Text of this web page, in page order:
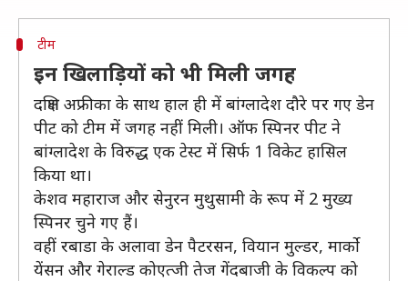
टीम
इन खिलाड़ियों को भी मिली जगह
दक्षिण अफ्रीका के साथ हाल ही में बांग्लादेश दौरे पर गए डेन
पीट को टीम में जगह नहीं मिली। ऑफ स्पिनर पीट ने
बांग्लादेश के विरुद्ध एक टेस्ट में सिर्फ 1 विकेट हासिल
किया था।
केशव महाराज और सेनुरन मुथुसामी के रूप में 2 मुख्य
स्पिनर चुने गए हैं।
वहीं रबाडा के अलावा डेन पैटरसन, वियान मुल्डर, मार्को
येंसन और गेराल्ड कोएत्जी तेज गेंदबाजी के विकल्प को